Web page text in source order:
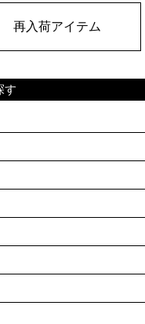
再入荷アイテム
す